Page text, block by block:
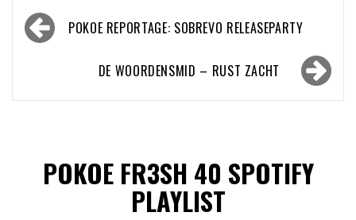
Bericht
navigatiePOKOE REPORTAGE: SOBREVO RELEASEPARTY
DE WOORDENSMID – RUST ZACHT
POKOE FR3SH 40 SPOTIFY
PLAYLIST